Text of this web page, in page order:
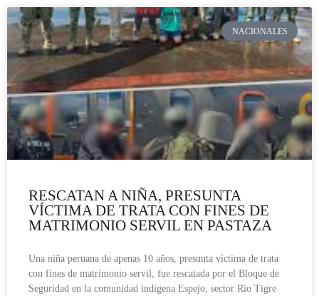
NACIONALES
RESCATAN A NIÑA, PRESUNTA
VÍCTIMA DE TRATA CON FINES DE
MATRIMONIO SERVIL EN PASTAZA
Una niña peruana de apenas 10 años, presunta víctima de trata
con fines de matrimonio servil, fue rescatada por el Bloque de
Seguridad en la comunidad indígena Espejo, sector Río Tigre